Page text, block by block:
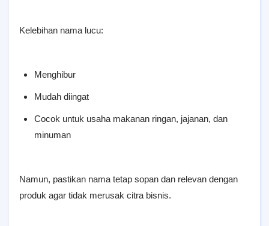
Kelebihan nama lucu:
Menghibur
Mudah diingat
Cocok untuk usaha makanan ringan, jajanan, dan
minuman
Namun, pastikan nama tetap sopan dan relevan dengan
produk agar tidak merusak citra bisnis.